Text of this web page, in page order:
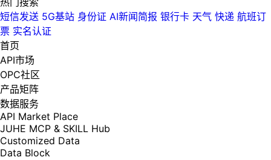
短信发送 5G基站 身份证 AI新闻简报 银行卡 天气 快递 航班订
票 实名认证
首页
API市场
OPC社区
产品矩阵
数据服务
API Market Place
JUHE MCP & SKILL Hub
Customized Data
Data Block